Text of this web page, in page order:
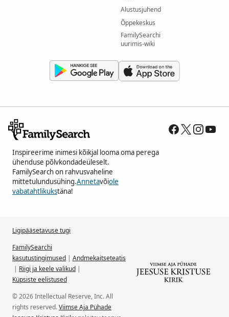
Alustusjuhend
Õppekeskus
FamilySearchi
uurimis-wiki
Inspireerime inimesi kõikjal looma oma perega
ühenduse põlvkondadeüleselt.
FamilySearch on rahvusvaheline
mittetulundusühing.Annetavõiole
vabatahtlikukstäna!
Ligipääsetavuse tugi
FamilySearchi
kasutustingimused | Andmekaitseteatis
| Riigi ja keele valikud |
Küpsiste eelistused
© 2026 Intellectual Reserve, Inc. All
rights reserved.Viimse Aja Pühade